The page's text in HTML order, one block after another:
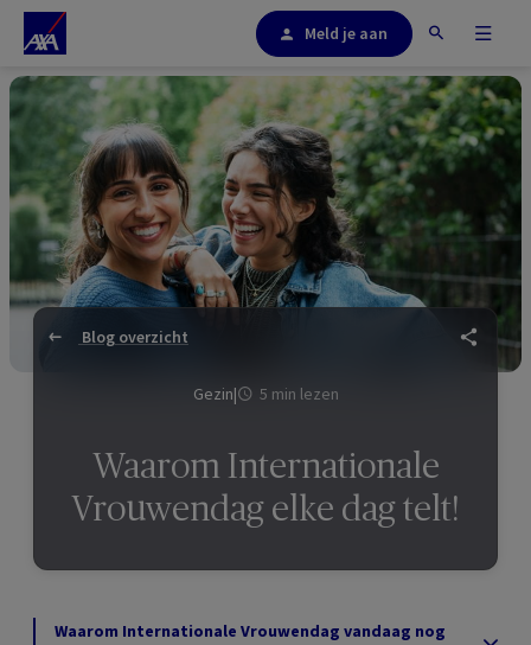
Meld je aan
Blog overzicht
Gezin| 5 min lezen
Waarom Internationale
Vrouwendag elke dag telt!
Waarom Internationale Vrouwendag vandaag nog